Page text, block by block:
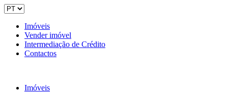
Imóveis
Vender imóvel
Intermediação de Crédito
Contactos
Imóveis